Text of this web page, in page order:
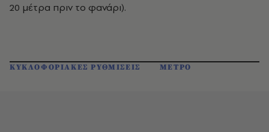
20 μέτρα πριν το φανάρι).
ΚΥΚΛΟΦΟΡΙΑΚΕΣ ΡΥΘΜΙΣΕΙΣ ΜΕΤΡΟ